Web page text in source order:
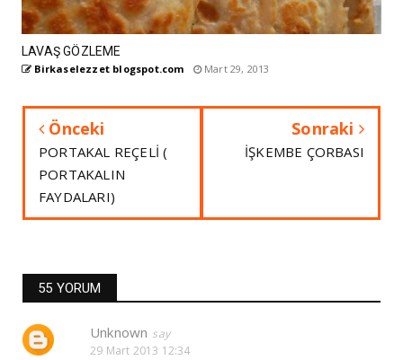
LAVAŞ GÖZLEME
Birkaselezzet blogspot.com Mart 29, 2013
Önceki
PORTAKAL REÇELİ (
PORTAKALIN
FAYDALARI)
Sonraki
İŞKEMBE ÇORBASI
55 YORUM
Unknown
29 Mart 2013 12:34